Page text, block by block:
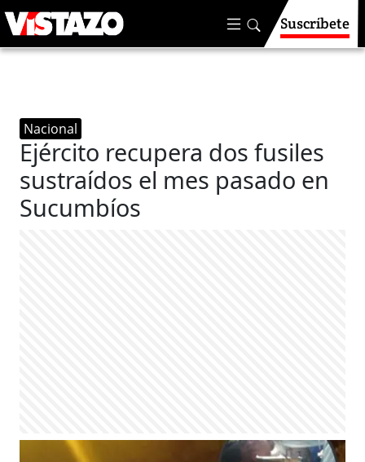
Suscríbete
Nacional
Ejército recupera dos fusiles
sustraídos el mes pasado en
Sucumbíos